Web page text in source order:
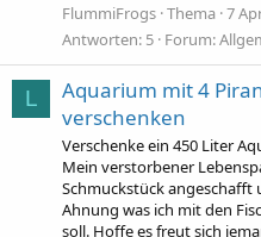
FlummiFrogs Thema 7
Antworten: 5 Forum:
L
Aquarium mit 4
verschenken
Verschenke ein 450 Liter
Mein verstorbener
Schmuckstück angeschafft
Ahnung was ich mit den
soll. Hoffe es freut sich